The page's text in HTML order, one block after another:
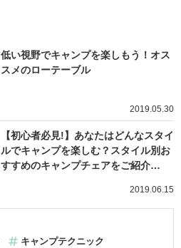
低い視野でキャンプを楽しもう！オス
スメのローテーブル
2019.05.30
【初心者必見!】あなたはどんなスタイ
ルでキャンプを楽しむ？スタイル別お
すすめのキャンプチェアをご紹介…
2019.06.15
キャンプテクニック